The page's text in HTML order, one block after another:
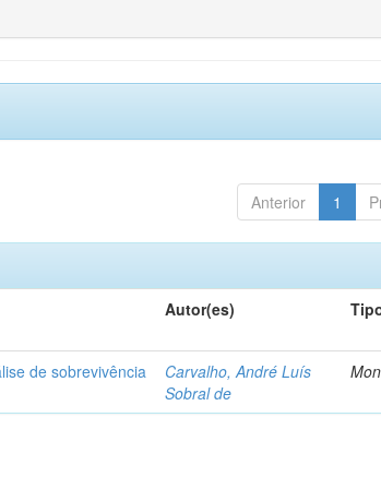
Anterior 1
Autor(es)
de sobrevivência
Carvalho, André Luís
Sobral de